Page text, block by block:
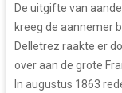
De uitgifte van
kreeg de aannemer
Delletrez raakte er
over aan de grote
In augustus 1863